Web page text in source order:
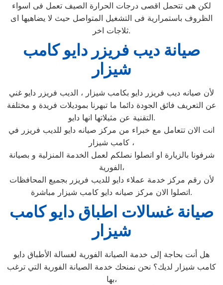
لكن هى تتحمل اقصى درجات الحرارة الصيف تعمل فى اسواء
الظروف باستمرارية فى التشغيل المتواصل حيث لا يضاهيها اى
ثلاجات اخر.
صيانة ديب فريزر دايو كامب
شيزار
لأن صيانه ديب فريزر دايو بكامب شيزار ، الديب فريزر دايو غني
عن التعريف فائق الجودة دائما ما تبهرنا بموديلات فريدة و مختلفة
التقنية عن مثيلاتها انها دايو.
انت الان تتعامل مع خبراء من مركز صيانه دايو للديب فريزر في
كامب شيزار ،
شرفونا بالزيارة او اتصلوا نصلكم لعمل الخدمة المنزلية و بصيانة
الفورية،
لأن رقم مركز خدمة عملاء دايو للديب فريزر بجميع المحافظات
اتصلوا الان مركز صيانه دايو كامب شيزار مباشرة.
صيانة غسالات اطباق دايو كامب
شيزار
هل أنت بحاجة إلى خدمة الصيانة الفورية لغسالة الأطباق دايو
كامب شيزار لديك؟ نحن نمنحك خدمة الصيانة الفورية التي ترغب
بها،